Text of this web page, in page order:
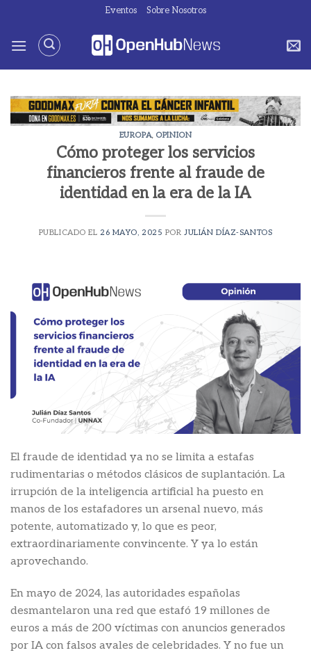
contenido
Eventos Sobre Nosotros
EUROPA, OPINION
Cómo proteger los servicios
financieros frente al fraude de
identidad en la era de la IA
PUBLICADO EL26 MAYO, 2025 PORJULIÁN DÍAZ-SANTOS
El fraude de identidad ya no se limita a estafas
rudimentarias o métodos clásicos de suplantación. La
irrupción de la inteligencia artificial ha puesto en
manos de los estafadores un arsenal nuevo, más
potente, automatizado y, lo que es peor,
extraordinariamente convincente. Y ya lo están
aprovechando.
En mayo de 2024, las autoridades españolas
desmantelaron una red que estafó 19 millones de
euros a más de 200 víctimas con anuncios generados
por IA con falsos avales de celebridades. Y no fue un